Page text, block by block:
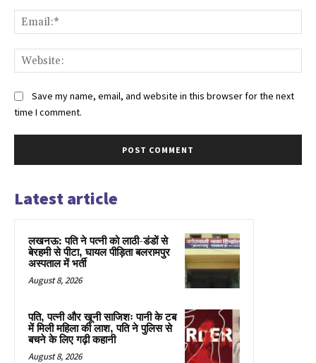
Save my name, email, and website in this browser for the next
time I comment.
Latest article
लखनऊ: पति ने पत्नी को लाठी-डंडों से
बेरहमी से पीटा, घायल पीड़िता बलरामपुर
अस्पताल में भर्ती
August 8, 2026
पति, पत्नी और खूनी साजिशः पानी के टब
में मिली महिला की लाश, पति ने पुलिस से
बचने के लिए गढ़ी कहानी
August 8, 2026